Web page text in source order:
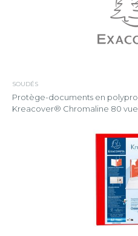
SOUDÉS
Protège-documents en
Kreacover® Chromaline 80